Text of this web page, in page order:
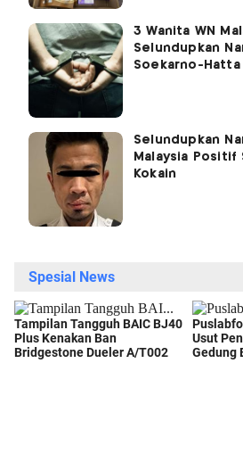
3 Wanita WN
Selundupkan
Soekarno-Hatta
Selundupkan
Malaysia Positif
Kokain